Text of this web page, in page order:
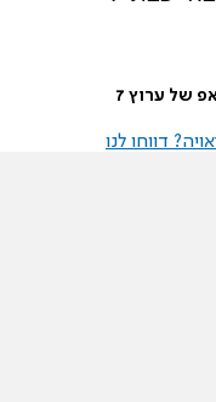
של ערוץ 7
דווחו לנו